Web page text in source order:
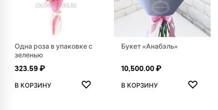
Одна роза в упаковке с
зеленью
323.59₽
В КОРЗИНУ ♡
ДОБАВИТЬ В ИЗБРАННОЕ
Букет «Анабэль»
10,500.00₽
В КОРЗИНУ ♡